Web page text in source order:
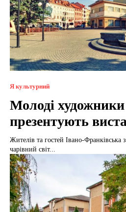
Я культурний
Молоді
презентують
Жителів та гостей Івано-
чарівний світ...